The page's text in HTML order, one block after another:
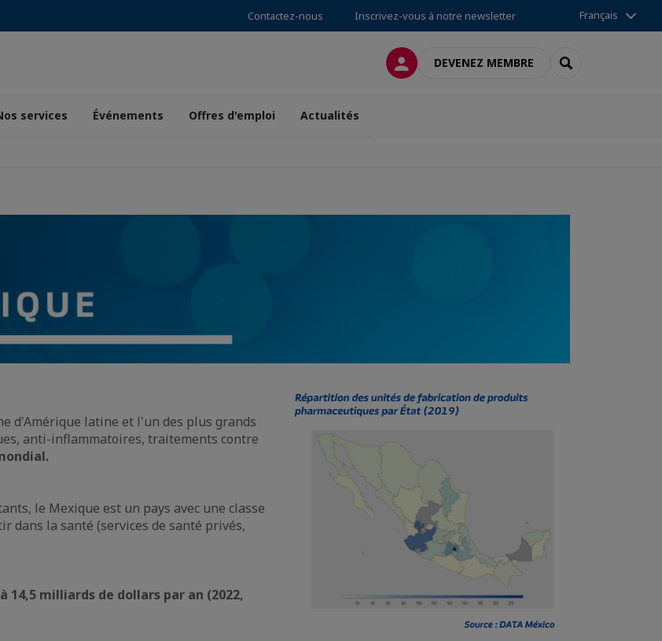
Contactez-nous Inscrivez-vous à notre newsletter Français
CONNEXIONDEVENEZ MEMBRE RECHERCHER
services Événements Offres d'emploi Actualités
d'Amérique latine et l'un des plus grands
anti-inflammatoires, traitements contre
le Mexique est un pays avec une classe
dans la santé (services de santé privés,
milliards de dollars par an (2022,